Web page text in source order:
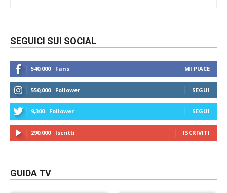
SEGUICI SUI SOCIAL
540,000 Fans MI PIACE
550,000 Follower SEGUI
9,300 Follower SEGUI
290,000 Iscritti ISCRIVITI
GUIDA TV